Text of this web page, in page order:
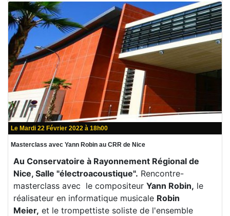
Le Mardi 22 Février 2022 à 18h00
Masterclass avec Yann Robin au CRR de Nice
Au Conservatoire à Rayonnement Régional de
Nice, Salle "électroacoustique". Rencontre-
masterclass avec le compositeur Yann Robin, le
réalisateur en informatique musicale Robin
Meier, et le trompettiste soliste de l'ensemble